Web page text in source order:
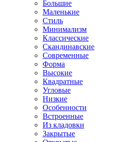
Большие
Маленькие
Стиль
Минимализм
Классические
Скандинавские
Современные
Форма
Высокие
Квадратные
Угловые
Низкие
Особенности
Встроенные
Из кладовки
Закрытые